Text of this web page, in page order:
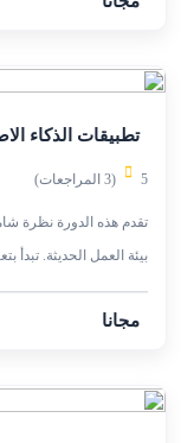
تطبيقات الذكاء
5 (3 المراجعات)
تقدم هذه الدورة نظرة
بيئة العمل الحديثة. تبدأ
المختلفة.
مجانا